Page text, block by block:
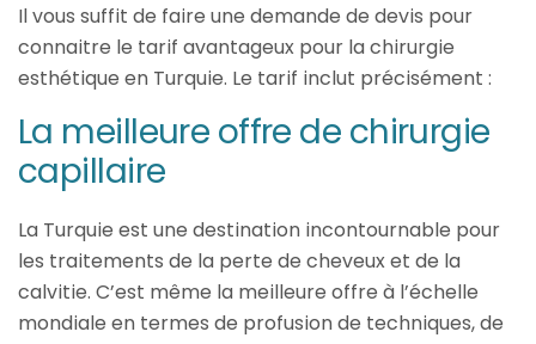
Il vous suffit de faire une demande de devis pour
connaitre le tarif avantageux pour la chirurgie
esthétique en Turquie. Le tarif inclut précisément :
La meilleure offre de chirurgie
capillaire
La Turquie est une destination incontournable pour
les traitements de la perte de cheveux et de la
calvitie. C’est même la meilleure offre à l’échelle
mondiale en termes de profusion de techniques, de